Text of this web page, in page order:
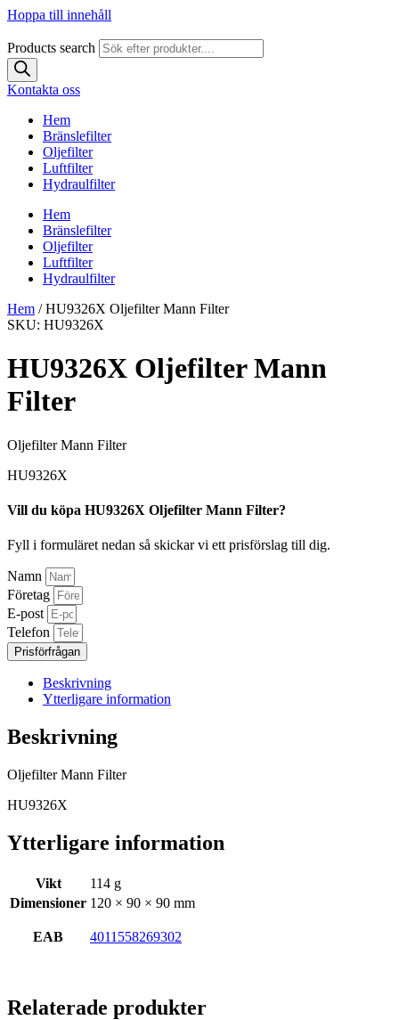
Hoppa till innehåll
Products search
Kontakta oss
Hem
Bränslefilter
Oljefilter
Luftfilter
Hydraulfilter
Hem
Bränslefilter
Oljefilter
Luftfilter
Hydraulfilter
Hem / HU9326X Oljefilter Mann Filter
SKU: HU9326X
HU9326X Oljefilter Mann
Filter
Oljefilter Mann Filter
HU9326X
Vill du köpa HU9326X Oljefilter Mann Filter?
Fyll i formuläret nedan så skickar vi ett prisförslag till dig.
Namn
Företag
E-post
Telefon
Prisförfrågan
Beskrivning
Ytterligare information
Beskrivning
Oljefilter Mann Filter
HU9326X
Ytterligare information
Vikt
114 g
Dimensioner 120 × 90 × 90 mm
EAB 4011558269302
Relaterade produkter